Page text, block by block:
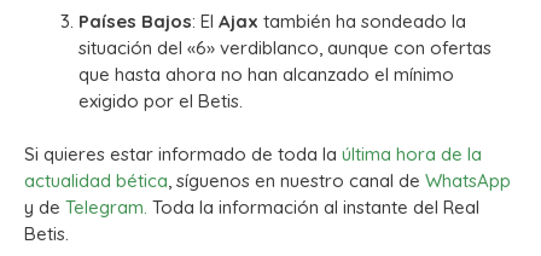
Países Bajos: El Ajax también ha sondeado la
situación del «6» verdiblanco, aunque con ofertas
que hasta ahora no han alcanzado el mínimo
exigido por el Betis.
Si quieres estar informado de toda la última hora de la
actualidad bética, síguenos en nuestro canal de WhatsApp
y de Telegram. Toda la información al instante del Real
Betis.